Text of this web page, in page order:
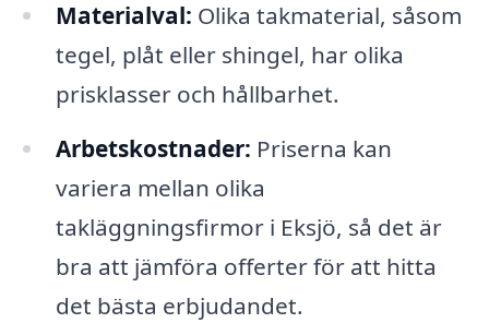
Materialval: Olika takmaterial, såsom
tegel, plåt eller shingel, har olika
prisklasser och hållbarhet.
Arbetskostnader: Priserna kan
variera mellan olika
takläggningsfirmor i Eksjö, så det är
bra att jämföra offerter för att hitta
det bästa erbjudandet.